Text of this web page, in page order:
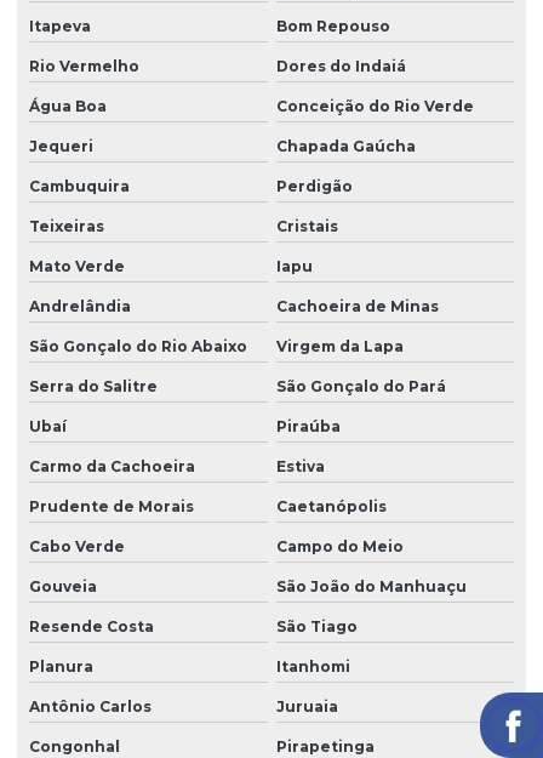
Itapeva Bom Repouso
Rio Vermelho Dores do Indaiá
Água Boa Conceição do Rio Verde
Jequeri Chapada Gaúcha
Cambuquira Perdigão
Teixeiras Cristais
Mato Verde Iapu
Andrelândia Cachoeira de Minas
São Gonçalo do Rio Abaixo Virgem da Lapa
Serra do Salitre São Gonçalo do Pará
Ubaí Piraúba
Carmo da Cachoeira Estiva
Prudente de Morais Caetanópolis
Cabo Verde Campo do Meio
Gouveia São João do Manhuaçu
Resende Costa São Tiago
Planura Itanhomi
Antônio Carlos Juruaia
Congonhal Pirapetinga